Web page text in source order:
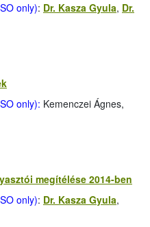
only): Dr. Kasza Gyula, Dr.
only): Kemenczei Ágnes,
megítélése 2014-ben
only): Dr. Kasza Gyula,